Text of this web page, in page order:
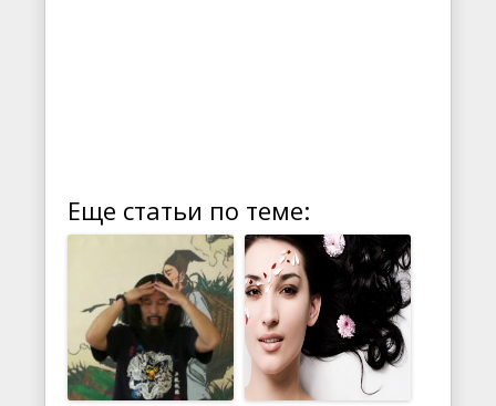
Еще статьи по теме: